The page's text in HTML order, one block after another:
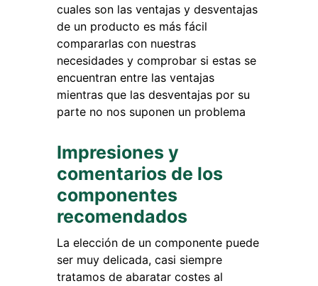
cuales son las ventajas y desventajas
de un producto es más fácil
compararlas con nuestras
necesidades y comprobar si estas se
encuentran entre las ventajas
mientras que las desventajas por su
parte no nos suponen un problema
Impresiones y
comentarios de los
componentes
recomendados
La elección de un componente puede
ser muy delicada, casi siempre
tratamos de abaratar costes al